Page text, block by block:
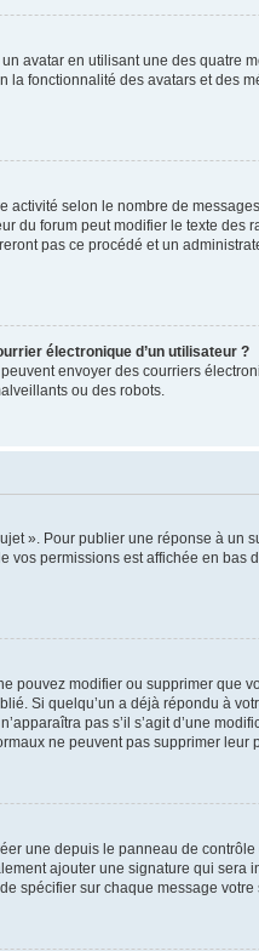
avatar en utilisant une des quatre
fonctionnalité des avatars et des
activité selon le nombre de
du forum peut modifier le texte
pas ce procédé et un
électronique d’un utilisateur ?
envoyer des courriers
ou des robots.
». Pour publier une réponse à
permissions est affichée en
pouvez modifier ou supprimer que
Si quelqu’un a déjà répondu à
pas s’il s’agit d’une
ne peuvent pas supprimer leur
une depuis le panneau de
ajouter une signature qui
spécifier sur chaque message votre